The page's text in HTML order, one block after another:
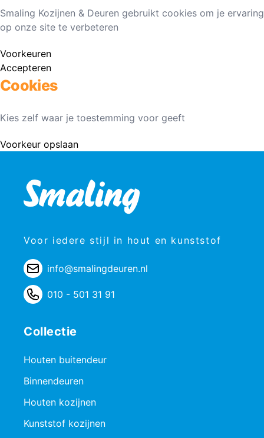
Smaling Kozijnen & Deuren gebruikt cookies om je ervaring
op onze site te verbeteren
Voorkeuren
Accepteren
Cookies
Kies zelf waar je toestemming voor geeft
Voorkeur opslaan
Voor iedere stijl in hout en kunststof
info@smalingdeuren.nl
010 - 501 31 91
Collectie
Houten buitendeur
Binnendeuren
Houten kozijnen
Kunststof kozijnen